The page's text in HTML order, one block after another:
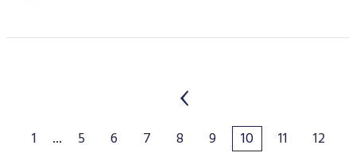
1 ... 5 6 7 8 9 10 11
12